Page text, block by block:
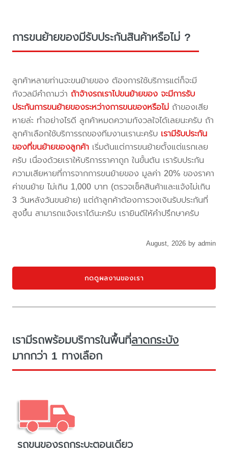
การขนย้ายของมีรับประกันสินค้าหรือไม่ ?
ลูกค้าหลายท่านจะขนย้ายของ ต้องการใช้บริการแต่ก็จะมี
กังวลมีคำถามว่า ถ้าจ้างรถเราไปขนย้ายของ จะมีการรับ
ประกันการขนย้ายของระหว่างการขนของหรือไม่ ถ้าของเสีย
หายล่ะ ทำอย่างไรดี ลูกค้าหมดความกังวลใจได้เลยนะครับ ถ้า
ลูกค้าเลือกใช้บริการรถของทีมงานเรานะครับ เรามีรับประกัน
ของที่ขนย้ายของลูกค้า เริ่มต้นแต่การขนย้ายตั้งแต่แรกเลย
ครับ เนื่องด้วยเราให้บริการราคาถูก ในขั้นต้น เรารับประกัน
ความเสียหายที่การจากการขนย้ายของ มูลค่า 20% ของราคา
ค่าขนย้าย ไม่เกิน 1,000 บาท (ตรวจเช็คสินค้าและแจ้งไม่เกิน
3 วันหลังวันขนย้าย) แต่ถ้าลูกค้าต้องการวงเงินรับประกันที่
สูงขึ้น สามารถแจ้งเราได้นะครับ เรายินดีให้คำปรึกษาครับ
August, 2026 by admin
กดดูผลงานของเรา
เรามีรถพร้อมบริการในพื้นที่ลาดกระบัง
มากกว่า 1 ทางเลือก
รถขนของรถกระบะตอนเดียว